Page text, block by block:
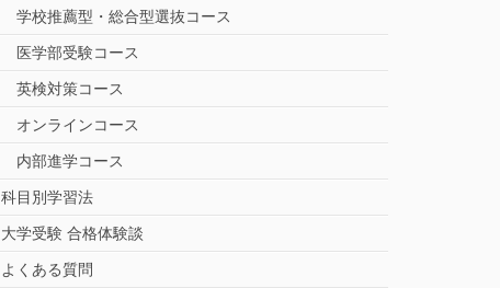
学校推薦型・総合型選抜コース
医学部受験コース
英検対策コース
オンラインコース
内部進学コース
科目別学習法
大学受験 合格体験談
よくある質問